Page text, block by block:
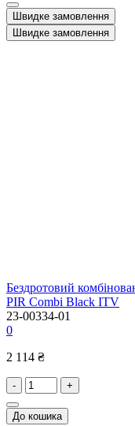
Швидке замовлення
Швидке замовлення
Бездротовий
PIR Combi Black ITV
23-00334-01
0
2 114 ₴
- +
До кошика